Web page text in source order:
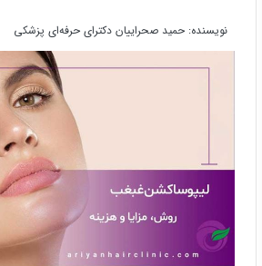
نویسنده: حمید صحراییان دکترای حرفه‌ای پزشکی